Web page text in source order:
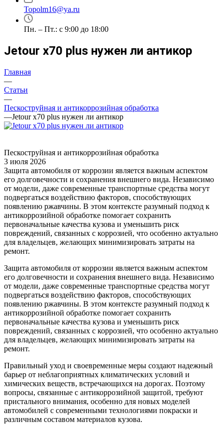
Topolm16@ya.ru
Пн. – Пт.: с 9:00 до 18:00
Jetour x70 plus нужен ли антикор
Главная
—
Статьи
—
Пескоструйная и антикоррозийная обработка
—Jetour x70 plus нужен ли антикор
Пескоструйная и антикоррозийная обработка
3 июля 2026
Защита автомобиля от коррозии является важным аспектом
его долговечности и сохранения внешнего вида. Независимо
от модели, даже современные транспортные средства могут
подвергаться воздействию факторов, способствующих
появлению ржавчины. В этом контексте разумный подход к
антикоррозийной обработке помогает сохранить
первоначальные качества кузова и уменьшить риск
повреждений, связанных с коррозией, что особенно актуально
для владельцев, желающих минимизировать затраты на
ремонт.
Защита автомобиля от коррозии является важным аспектом
его долговечности и сохранения внешнего вида. Независимо
от модели, даже современные транспортные средства могут
подвергаться воздействию факторов, способствующих
появлению ржавчины. В этом контексте разумный подход к
антикоррозийной обработке помогает сохранить
первоначальные качества кузова и уменьшить риск
повреждений, связанных с коррозией, что особенно актуально
для владельцев, желающих минимизировать затраты на
ремонт.
Правильный уход и своевременные меры создают надежный
барьер от неблагоприятных климатических условий и
химических веществ, встречающихся на дорогах. Поэтому
вопросы, связанные с антикоррозийной защитой, требуют
пристального внимания, особенно для новых моделей
автомобилей с современными технологиями покраски и
различным составом материалов кузова.